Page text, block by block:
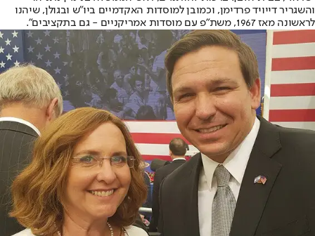
והשגריר דייויד פרדימן, וכמובן למוסדות האקדמיים ביו"ש ובגולן, שיהנו
לראשונה מאז 1967, משת"פ עם מוסדות אמריקניים - גם בתקציבים".